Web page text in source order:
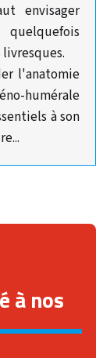
envisager
l'anatomie
humérale
à son
à nos